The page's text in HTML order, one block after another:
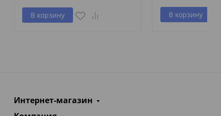
В корзину В корзину
Интернет-магазин